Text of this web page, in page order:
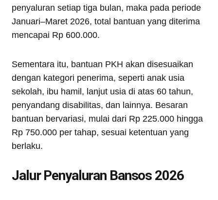
penyaluran setiap tiga bulan, maka pada periode
Januari–Maret 2026, total bantuan yang diterima
mencapai Rp 600.000.
Sementara itu, bantuan PKH akan disesuaikan
dengan kategori penerima, seperti anak usia
sekolah, ibu hamil, lanjut usia di atas 60 tahun,
penyandang disabilitas, dan lainnya. Besaran
bantuan bervariasi, mulai dari Rp 225.000 hingga
Rp 750.000 per tahap, sesuai ketentuan yang
berlaku.
Jalur Penyaluran Bansos 2026